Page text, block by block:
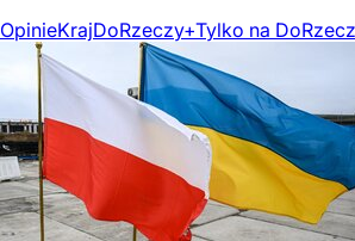
OpinieKrajDoRzeczy+Tylko na